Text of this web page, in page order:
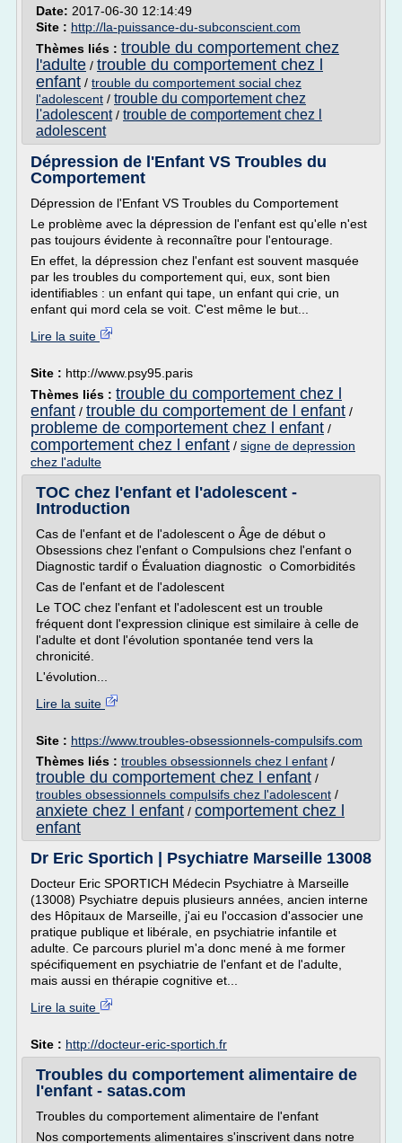
Date: 2017-06-30 12:14:49
Site : http://la-puissance-du-subconscient.com
Thèmes liés : trouble du comportement chez
l'adulte / trouble du comportement chez l
enfant / trouble du comportement social chez
l'adolescent / trouble du comportement chez
l'adolescent/ trouble de comportement chez l
adolescent
Dépression de l'Enfant VS Troubles du
Comportement
Dépression de l'Enfant VS Troubles du Comportement
Le problème avec la dépression de l'enfant est qu'elle n'est
pas toujours évidente à reconnaître pour l'entourage.
En effet, la dépression chez l'enfant est souvent masquée
par les troubles du comportement qui, eux, sont bien
identifiables : un enfant qui tape, un enfant qui crie, un
enfant qui mord cela se voit. C'est même le but...
Lire la suite
Site : http://www.psy95.paris
Thèmes liés : trouble du comportement chez l
enfant / trouble du comportement de l enfant /
probleme de comportement chez l enfant /
comportement chez l enfant / signe de depression
chez l'adulte
TOC chez l'enfant et l'adolescent -
Introduction
Cas de l'enfant et de l'adolescent o Âge de début o
Obsessions chez l'enfant o Compulsions chez l'enfant o
Diagnostic tardif o Évaluation diagnostic o Comorbidités
Cas de l'enfant et de l'adolescent
Le TOC chez l'enfant et l'adolescent est un trouble
fréquent dont l'expression clinique est similaire à celle de
l'adulte et dont l'évolution spontanée tend vers la
chronicité.
L'évolution...
Lire la suite
Site : https://www.troubles-obsessionnels-compulsifs.com
Thèmes liés : troubles obsessionnels chez l enfant /
trouble du comportement chez l enfant /
troubles obsessionnels compulsifs chez l'adolescent /
anxiete chez l enfant / comportement chez l
enfant
Dr Eric Sportich | Psychiatre Marseille 13008
Docteur Eric SPORTICH Médecin Psychiatre à Marseille
(13008) Psychiatre depuis plusieurs années, ancien interne
des Hôpitaux de Marseille, j'ai eu l'occasion d'associer une
pratique publique et libérale, en psychiatrie infantile et
adulte. Ce parcours pluriel m'a donc mené à me former
spécifiquement en psychiatrie de l'enfant et de l'adulte,
mais aussi en thérapie cognitive et...
Lire la suite
Site : http://docteur-eric-sportich.fr
Troubles du comportement alimentaire de
l'enfant - satas.com
Troubles du comportement alimentaire de l'enfant
Nos comportements alimentaires s'inscrivent dans notre